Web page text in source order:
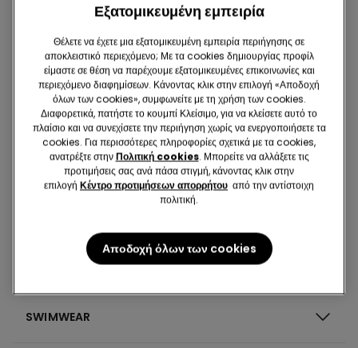
ΕΣΏΡΟΥΧΑ
SWIMWEAR
Εξατομικευμένη εμπειρία
Θέλετε να έχετε μια εξατομικευμένη εμπειρία περιήγησης σε
αποκλειστικό περιεχόμενο; Με τα cookies δημιουργίας προφίλ
είμαστε σε θέση να παρέχουμε εξατομικευμένες επικοινωνίες και
περιεχόμενο διαφημίσεων. Κάνοντας κλικ στην επιλογή «Αποδοχή
όλων των cookies», συμφωνείτε με τη χρήση των cookies.
Διαφορετικά, πατήστε το κουμπί Κλείσιμο, για να κλείσετε αυτό το
πλαίσιο και να συνεχίσετε την περιήγηση χωρίς να ενεργοποιήσετε τα
cookies. Για περισσότερες πληροφορίες σχετικά με τα cookies,
ανατρέξτε στηνΠολιτική cookies. Μπορείτε να αλλάξετε τις
προτιμήσεις σας ανά πάσα στιγμή, κάνοντας κλικ στην
επιλογή Κέντρο προτιμήσεων απορρήτου από την αντίστοιχη
πολιτική.
Αποδοχή όλων των cookies